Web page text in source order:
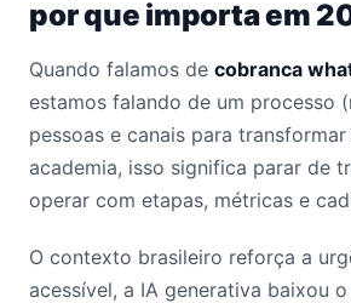
por que importa em
Quando falamos de cobranca
estamos falando de um processo
pessoas e canais para
academia, isso significa parar de
operar com etapas, métricas e
O contexto brasileiro reforça a
acessível, a IA generativa baixou